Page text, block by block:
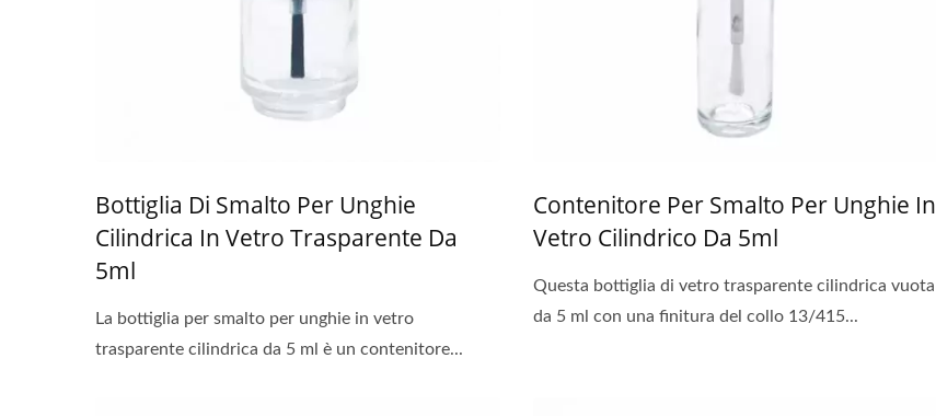
Bottiglia Di Smalto Per Unghie
Cilindrica In Vetro Trasparente Da
5ml
La bottiglia per smalto per unghie in vetro
trasparente cilindrica da 5 ml è un contenitore...
Contenitore Per Smalto Per Unghie In
Vetro Cilindrico Da 5ml
Questa bottiglia di vetro trasparente cilindrica vuota
da 5 ml con una finitura del collo 13/415...